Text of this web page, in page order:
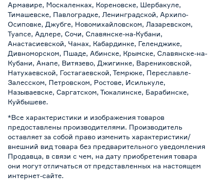
Армавире, Москаленках, Кореновске, Шербакуле,
Тимашевске, Павлоградке, Ленинградской, Архипо-
Осиповке, Джубге, Новомихайловском, Лазаревском,
Туапсе, Адлере, Сочи, Славянске-на-Кубани,
Анастасиевской, Чанах, Кабардинке, Геленджике,
Дивноморском, Пшаде, Абинске, Крымске, Славянске-на-
Кубани, Анапе, Витязево, Джигинке, Варениковской,
Натухаевской, Гостагаевской, Темрюке, Переславле-
Залесском, Петровском, Ростове, Исилькуле,
Называевске, Саргатском, Тюкалинске, Барабинске,
Куйбышеве.
*Все характеристики и изображения товаров
предоставлены производителями. Производитель
оставляет за собой право изменить характеристики/
внешний вид товара без предварительного уведомления
Продавца, в связи с чем, на дату приобретения товара
они могут отличаться от представленных на настоящем
интернет-сайте.